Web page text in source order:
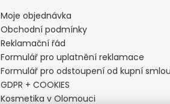
Moje objednávka
Obchodní podmínky
Reklamační řád
Formulář pro uplatnění reklamace
Formulář pro odstoupení od kupní
GDPR + COOKIES
Kosmetika v Olomouci